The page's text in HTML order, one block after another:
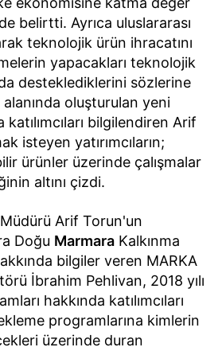
belirtti. Ayrıca uluslararası
teknolojik ürün ihracatını
yapacakları teknolojik
da desteklediklerini sözlerine
oluşturulan yeni
bilgilendiren Arif
isteyen yatırımcıların;
ürünler üzerinde çalışmalar
altını çizdi.
Arif Torun'un
Doğu Marmara Kalkınma
bilgiler veren MARKA
İbrahim Pehlivan, 2018 yılı
hakkında katılımcıları
programlarına kimlerin
üzerinde duran